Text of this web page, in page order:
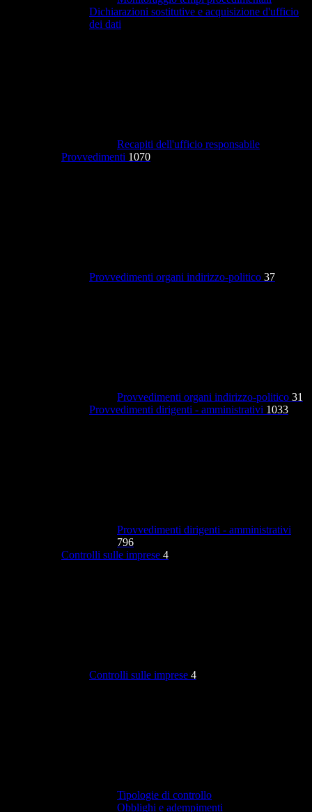
Dichiarazioni sostitutive e acquisizione d'ufficio
dei dati
Recapiti dell'ufficio responsabile
Provvedimenti 1070
Provvedimenti organi indirizzo-politico 37
Provvedimenti organi indirizzo-politico 31
Provvedimenti dirigenti - amministrativi 1033
Provvedimenti dirigenti - amministrativi
796
Controlli sulle imprese 4
Controlli sulle imprese 4
Tipologie di controllo
Obblighi e adempimenti